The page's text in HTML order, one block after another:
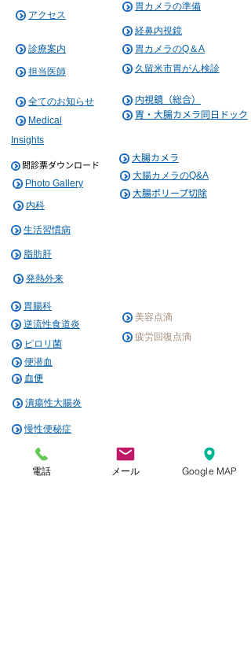
アクセス
診療案内
担当医師
全てのお知らせ
Medical
Insights
問診票ダウンロード
Photo Gallery
内科
胃カメラの準備
経鼻内視鏡
胃カメラのQ＆A
久留米市胃がん検診
内視鏡（総合）
胃・大腸カメラ同日ドック
大腸カメラ
大腸カメラのQ&A
大腸ポリープ切除
生活習慣病
脂肪肝
発熱外来
胃腸科
逆流性食道炎
ピロリ菌
美容点滴
疲労回復点滴​
便潜血
血便
潰瘍性大腸炎
慢性便秘症
プライバシーポリシー
サイトマップ
電話 メール Google MAP